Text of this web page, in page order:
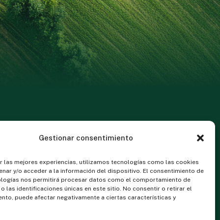
Gestionar consentimiento
las mejores experiencias, utilizamos tecnologías como las cookies
y/o acceder a la información del dispositivo. El consentimiento de
nos permitirá procesar datos como el comportamiento de
o las identificaciones únicas en este sitio. No consentir o retirar el
puede afectar negativamente a ciertas características y
AIS
IA